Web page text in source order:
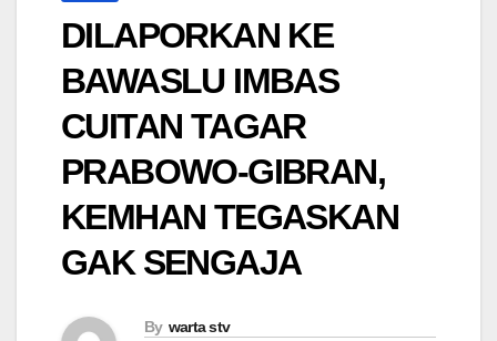
DILAPORKAN KE
BAWASLU IMBAS
CUITAN TAGAR
PRABOWO-GIBRAN,
KEMHAN TEGASKAN
GAK SENGAJA
By warta stv